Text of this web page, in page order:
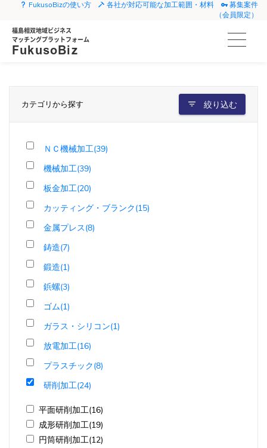
FukusoBizの使い方 各社が対応可能な加工範囲・材料
募集案件
（会員限定）
福島相双地域ビジネス
マッチングプラットフォーム
FukusoBiz
カテゴリから探す 絞り込む
ＮＣ機械加工(39)
機械加工(39)
板金加工(20)
カッティング・ブランク(15)
金属プレス(8)
鋳造(7)
鍛造(1)
鋲螺(3)
ゴム(1)
ガラス・シリコン(1)
放電加工(16)
プラスチック(8)
研削加工(24)
平面研削加工(16)
成形研削加工(19)
円筒研削加工(12)